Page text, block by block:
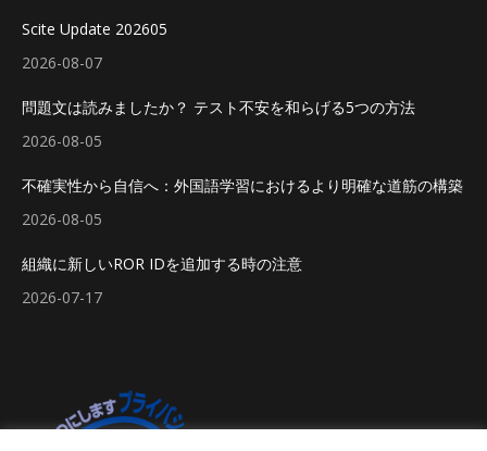
Scite Update 202605
2026-08-07
問題文は読みましたか？ テスト不安を和らげる5つの方法
2026-08-05
不確実性から自信へ：外国語学習におけるより明確な道筋の構築
2026-08-05
組織に新しいROR IDを追加する時の注意
2026-07-17